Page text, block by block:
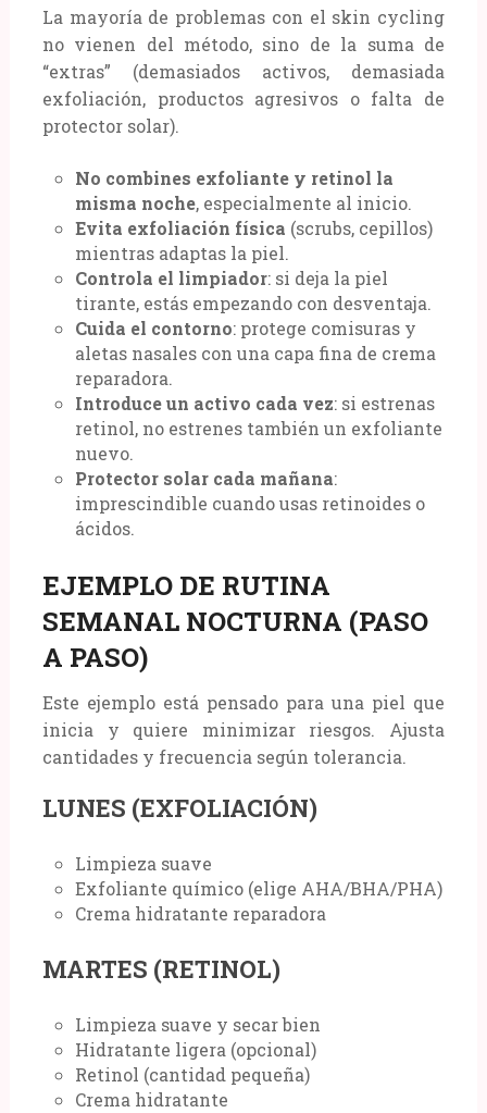
La mayoría de problemas con el skin cycling
no vienen del método, sino de la suma de
“extras” (demasiados activos, demasiada
exfoliación, productos agresivos o falta de
protector solar).
No combines exfoliante y retinol la
misma noche, especialmente al inicio.
Evita exfoliación física (scrubs, cepillos)
mientras adaptas la piel.
Controla el limpiador: si deja la piel
tirante, estás empezando con desventaja.
Cuida el contorno: protege comisuras y
aletas nasales con una capa fina de crema
reparadora.
Introduce un activo cada vez: si estrenas
retinol, no estrenes también un exfoliante
nuevo.
Protector solar cada mañana:
imprescindible cuando usas retinoides o
ácidos.
EJEMPLO DE RUTINA
SEMANAL NOCTURNA (PASO
A PASO)
Este ejemplo está pensado para una piel que
inicia y quiere minimizar riesgos. Ajusta
cantidades y frecuencia según tolerancia.
LUNES (EXFOLIACIÓN)
Limpieza suave
Exfoliante químico (elige AHA/BHA/PHA)
Crema hidratante reparadora
MARTES (RETINOL)
Limpieza suave y secar bien
Hidratante ligera (opcional)
Retinol (cantidad pequeña)
Crema hidratante